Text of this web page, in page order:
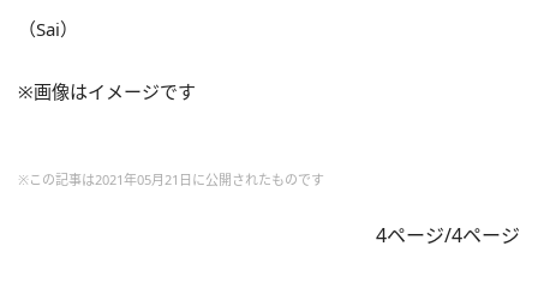
（Sai）
※画像はイメージです
※この記事は2021年05月21日に公開されたものです
4ページ/4ページ